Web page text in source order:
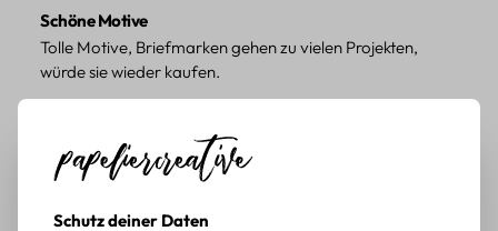
Schöne Motive
Tolle Motive, Briefmarken gehen zu vielen Projekten,
würde sie wieder kaufen.
Retro Briefmarken Sticker Set – 45 Papier-
Sticker mit Wald- und Tiermotiven
Durchschnittliche Bewertung von 5 von 5 Sternen
Erika G. diesen Monat
Schutz deiner Daten